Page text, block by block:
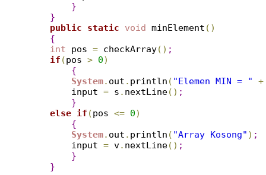
}
}
public
static void minElement ( )
{
int pos = checkArray( ) ;
if (pos > 0)
{
System. out . println ( "Elemen MIN = " +
        input
= s . nextLine( ) ;
}
else if (pos <= 0)
{
System. out . println ( "Array Kosong" ) ;
        input
= v. nextLine( ) ;
}
}